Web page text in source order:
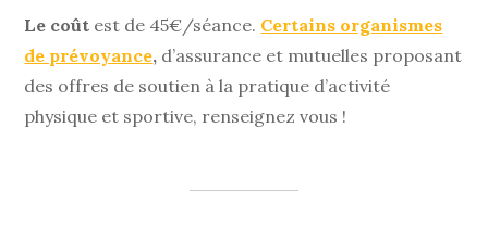
Le coût est de 45€/séance. Certains organismes
de prévoyance, d’assurance et mutuelles proposant
des offres de soutien à la pratique d’activité
physique et sportive, renseignez vous !